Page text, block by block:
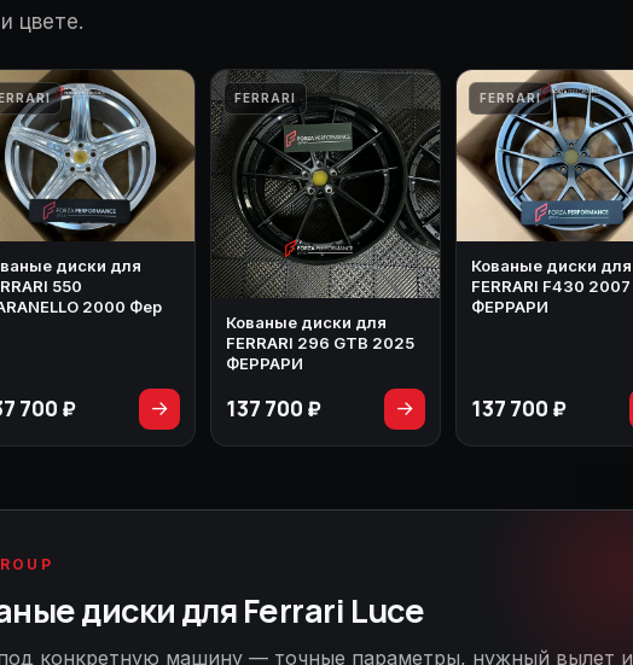
цвете.
диски для
550
2000 Фер
700 ₽ →
FERRARI
Кованые диски для
FERRARI 296 GTB 2025
ФЕРРАРИ
137 700 ₽ →
FERRARI
Кованые диски для
FERRARI F430 2007
ФЕРРАРИ
137 700 ₽
диски для Ferrari Luce
конкретную машину — точные параметры, нужный вылет и